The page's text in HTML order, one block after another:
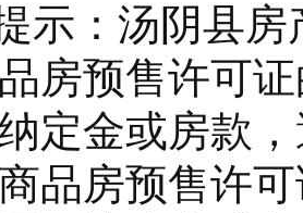
示：汤阴县
房预售许可
定金或房款
品房预售许